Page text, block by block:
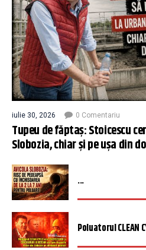
iulie 30, 2026 0 Comentariu
Tupeu de făptaș: Stoicescu
Slobozia, chiar și pe ușa din
...
Poluatorul CLEAN